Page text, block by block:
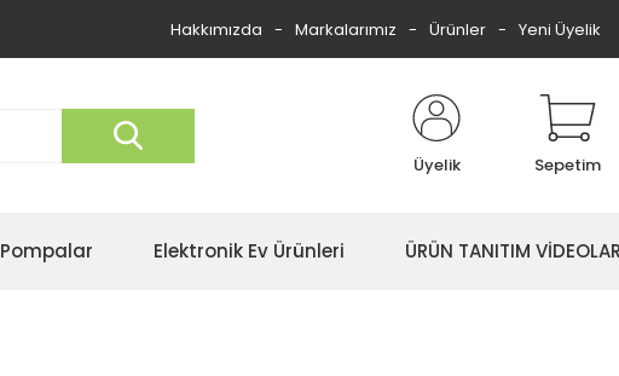
Hakkımızda Markalarımız Ürünler Yeni Üyelik
Üyelik Sepetim
Pompalar Elektronik Ev Ürünleri ÜRÜN TANITIM